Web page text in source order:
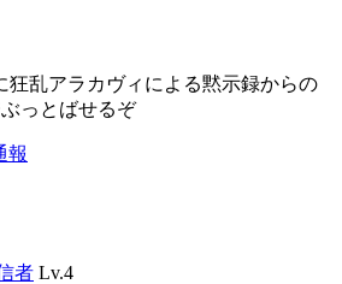
狂乱アラカヴィによる黙示録からの
っとばせるぞ
報
者 Lv.4